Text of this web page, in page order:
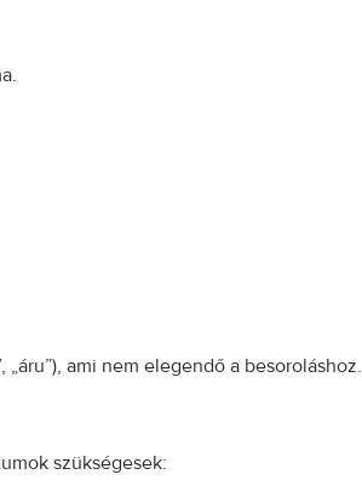
ami nem elegendő a besoroláshoz.
szükségesek: